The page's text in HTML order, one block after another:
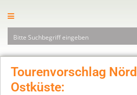
Tourenvorschlag
Ostküste: